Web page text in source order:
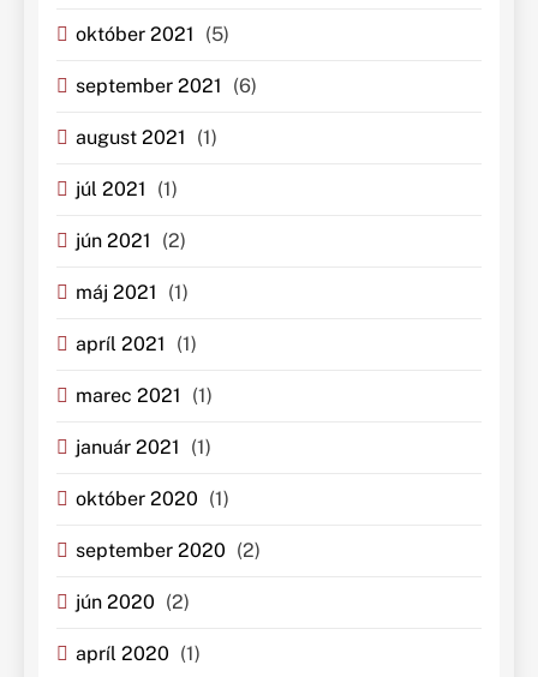
október 2021 (5)
september 2021 (6)
august 2021 (1)
júl 2021 (1)
jún 2021 (2)
máj 2021 (1)
apríl 2021 (1)
marec 2021 (1)
január 2021 (1)
október 2020 (1)
september 2020 (2)
jún 2020 (2)
apríl 2020 (1)